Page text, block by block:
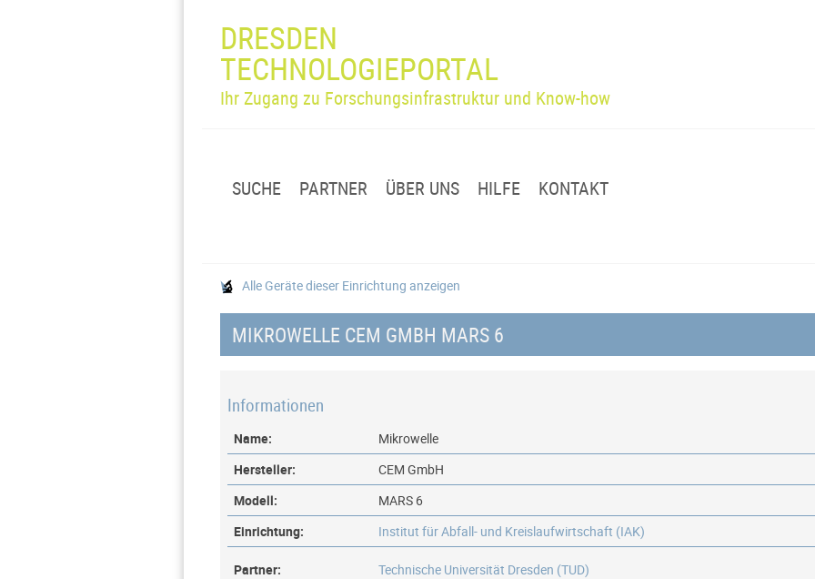
DRESDEN
TECHNOLOGIEPORTAL
Ihr Zugang zu Forschungsinfrastruktur und Know-how
SUCHE PARTNER ÜBER UNS HILFE KONTAKT
Alle Geräte dieser Einrichtung anzeigen
MIKROWELLE CEM GMBH MARS 6
Informationen
Name:
Mikrowelle
Hersteller:
CEM GmbH
Modell:
MARS 6
Einrichtung:
Institut für Abfall- und Kreislaufwirtschaft (IAK)
Partner: Technische Universität Dresden (TUD)